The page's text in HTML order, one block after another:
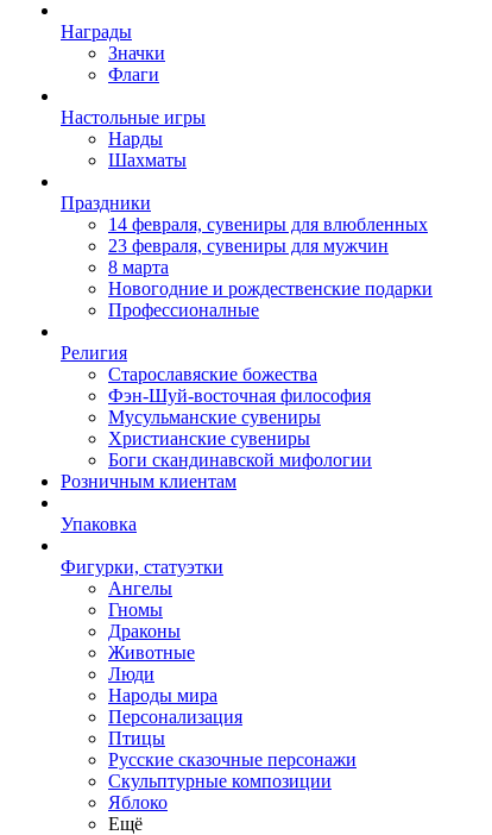
Награды
Значки
Флаги
Настольные игры
Нарды
Шахматы
Праздники
14 февраля, сувениры для влюбленных
23 февраля, сувениры для мужчин
8 марта
Новогодние и рождественские подарки
Профессионалные
Религия
Старославяские божества
Фэн-Шуй-восточная философия
Мусульманские сувениры
Христианские сувениры
Боги скандинавской мифологии
Розничным клиентам
Упаковка
Фигурки, статуэтки
Ангелы
Гномы
Драконы
Животные
Люди
Народы мира
Персонализация
Птицы
Русские сказочные персонажи
Скульптурные композиции
Яблоко
Ещё